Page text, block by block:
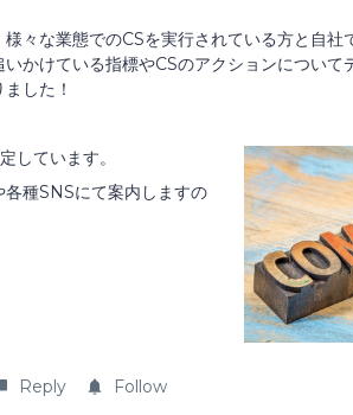
々な業態でのCSを実行されている方と自社
かけている指標やCSのアクションについて
した！
しています。
種SNSにて案内しますの
Reply Follow